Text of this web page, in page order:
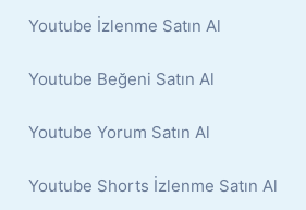
Youtube İzlenme Satın Al
Youtube Beğeni Satın Al
Youtube Yorum Satın Al
Youtube Shorts İzlenme Satın Al